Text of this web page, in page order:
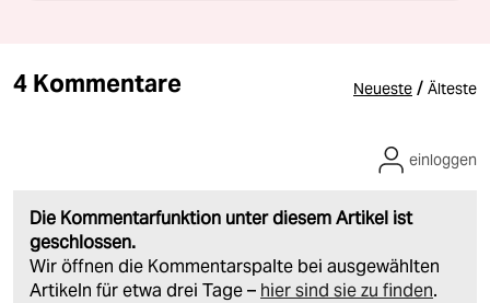
4 Kommentare Neueste / Älteste
Die Kommentarfunktion unter diesem Artikel ist
geschlossen.
Wir öffnen die Kommentarspalte bei ausgewählten
Artikeln für etwa drei Tage – hier sind sie zu finden.
einloggen